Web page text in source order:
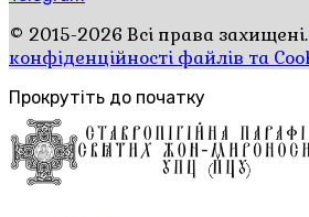
© 2015-2026 Всі права захищені.
конфіденційності файлів та
Прокрутіть до початку